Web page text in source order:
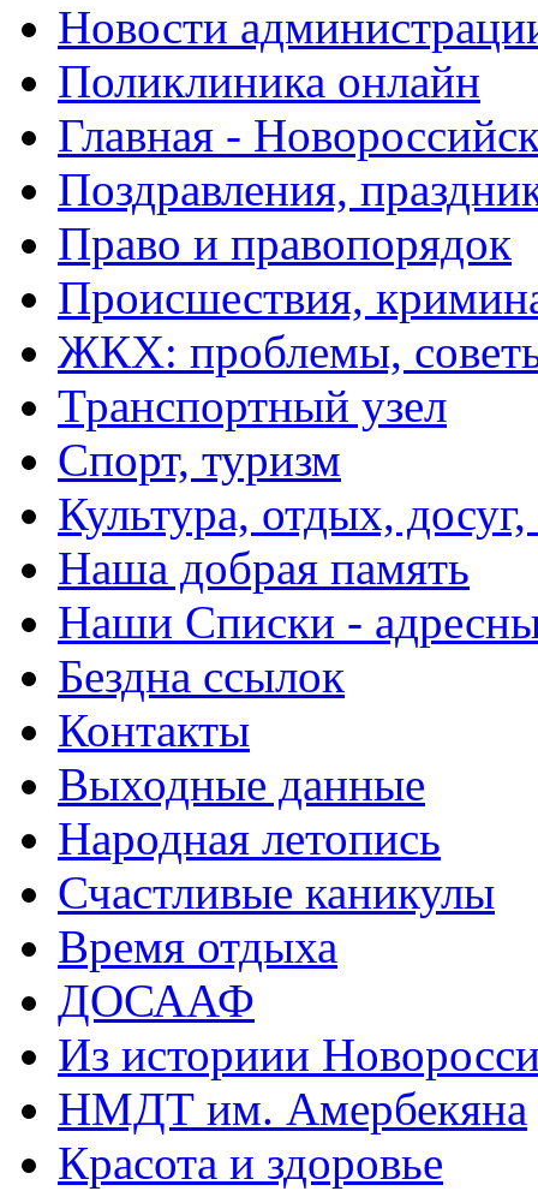
Новости
Поликлиника онлайн
Главная -
Поздравления,
Право и правопорядок
Происшествия,
ЖКХ: проблемы,
Транспортный узел
Спорт, туризм
Культура, отдых,
Наша добрая память
Наши Списки -
Бездна ссылок
Контакты
Выходные данные
Народная летопись
Счастливые каникулы
Время отдыха
ДОСААФ
Из историии
НМДТ им. Амербекяна
Красота и здоровье